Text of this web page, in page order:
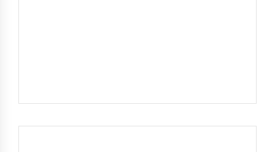
Авто в наявності 2014
Автомат